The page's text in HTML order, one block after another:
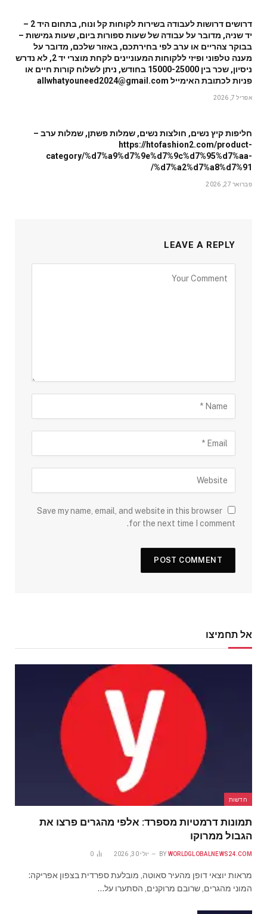
דרושים דרושות לעבודה בשירות לקוחות קל ונוח, בתחום היד 2 –
יד שניה, מדובר על עבודה של שעות ספורות ביום, שעות גמישות –
בבוקר צהריים או ערב לפי בחירתכם, באזור שלכם, מדובר על
מענה טלפוני ופיזי ללקוחות המעוניינים לקחת מוצרי יד 2, לא נדרש
ניסיון, שכר בין 15000-25000 בחודש, ניתן לשלוח קורות חיים או
פניות לכתובת האימייל allwhatyouneed2024@gmail.com
אפריל 7, 2026
חליפות קיץ נשים, חולצות נשים, שמלות פשתן, שמלות ערב –
https://htofashion2.com/product-
category/%d7%a9%d7%9e%d7%9c%d7%95%d7%aa-
%d7%a2%d7%a8%d7%91/
פברואר 27, 2026
LEAVE A REPLY
Save my name, email, and website in this browser
for the next time I comment.
אל תחמיצו
חדשות
תמונות דרמטיות מספרד: אלפי מהגרים פרצו את
הגבול ממרוקו
BY WORLDGLOBALNEWS24.COM יולי 30, 2026 0
מראות יוצאי דופן מהעיר סאוטה, מובלעת ספרדית בצפון אפריקה:
המוני מהגרים, שרובם מרוקנים, הסתערו על…